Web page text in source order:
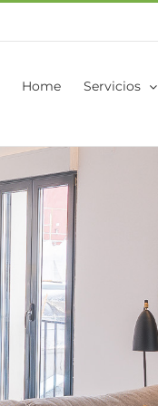
Home Servicios